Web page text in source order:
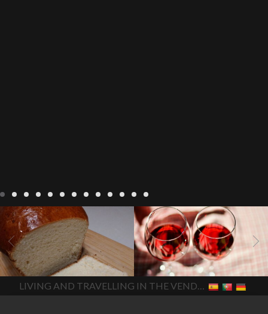
Recepten Wonen
baken in
Frankrijk bakken in de
Vendee
brood bakken
brood met gist gist brood
het beste brood hoe moet
ik brood bakken is melk
brood gezond is melkbrood
gezond mama's brood melk
brood melk brood en
In The Vendee
Blog Wonen beaujolais
2022 Beaujolais Nouveau
2022 De wijnmakers laten
de druiventrossen gisten in
een anaërobe donderdag
17 november 2022 is
beaujolais dag hoe lang is
Beaujolais Nouveau
houdbaar hoeveel flessen
In The Vendee
LIVING AND TRAVELLING IN THE VENDÉE